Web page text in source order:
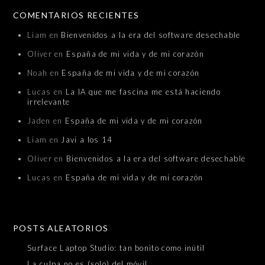
COMENTARIOS RECIENTES
Liam en Bienvenidos a la era del software desechable
Oliver en España de mi vida y de mi corazón
Noah en España de mi vida y de mi corazón
Lucas en La IA que me fascina me está haciendo
irrelevante
Jaden en España de mi vida y de mi corazón
Liam en Javi a los 14
Oliver en Bienvenidos a la era del software desechable
Lucas en España de mi vida y de mi corazón
POSTS ALEATORIOS
Surface Laptop Studio: tan bonito como inútil